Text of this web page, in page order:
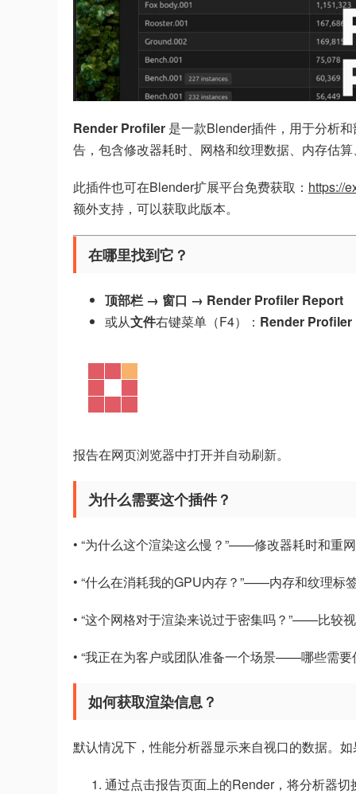
Render Profiler 是一款Blender插件，用于分析
告，包含修改器耗时、网格和纹理数据、内存估
此插件也可在Blender扩展平台免费获取： https://
额外支持，可以获取此版本。
在哪里找到它？
顶部栏 → 窗口 → Render Profiler Report
或从文件右键菜单（F4）： Render Profiler
报告在网页浏览器中打开并自动刷新。
为什么需要这个插件？
• “为什么这个渲染这么慢？”——修改器耗时和重
• “什么在消耗我的GPU内存？”——内存和纹理标
• “这个网格对于渲染来说过于密集吗？”——比较
• “我正在为客户或团队准备一个场景——哪些需
如何获取渲染信息？
默认情况下，性能分析器显示来自视口的数据。
通过点击报告页面上的Render，将分析器切